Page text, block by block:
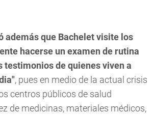
además que Bachelet visite los
hacerse un examen de rutina
testimonios de quienes viven a
, pues en medio de la actual crisis
centros públicos de salud
de medicinas, materiales médicos,